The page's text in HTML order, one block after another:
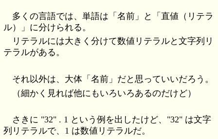
多くの言語では、単語は「名前」と「直値（リテラ
ル）」に分けられる。
リテラルには大きく分けて数値リテラルと文字列リ
テラルがある。
それ以外は、大体「名前」だと思っていいだろう。
（細かく見れば他にもいろいろあるのだけど）
さきに "32" . 1 という例を出したけど、"32" は文字
列リテラルで、1 は数値リテラルだ。